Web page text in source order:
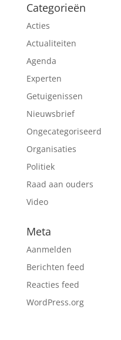
Categorieën
Acties
Actualiteiten
Agenda
Experten
Getuigenissen
Nieuwsbrief
Ongecategoriseerd
Organisaties
Politiek
Raad aan ouders
Video
Meta
Aanmelden
Berichten feed
Reacties feed
WordPress.org